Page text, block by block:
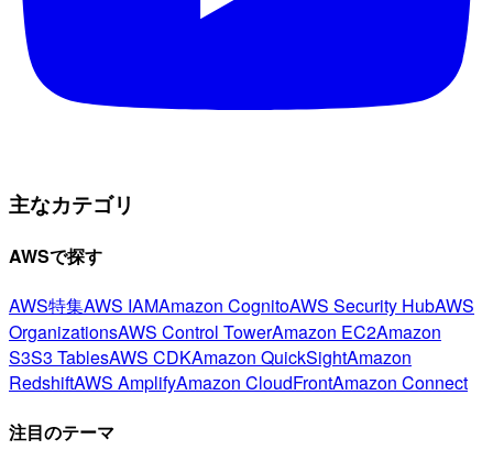
主なカテゴリ
AWSで探す
AWS特集AWS IAMAmazon CognitoAWS Security HubAWS
OrganizationsAWS Control TowerAmazon EC2Amazon
S3S3 TablesAWS CDKAmazon QuickSightAmazon
RedshiftAWS AmplifyAmazon CloudFrontAmazon Connect
注目のテーマ